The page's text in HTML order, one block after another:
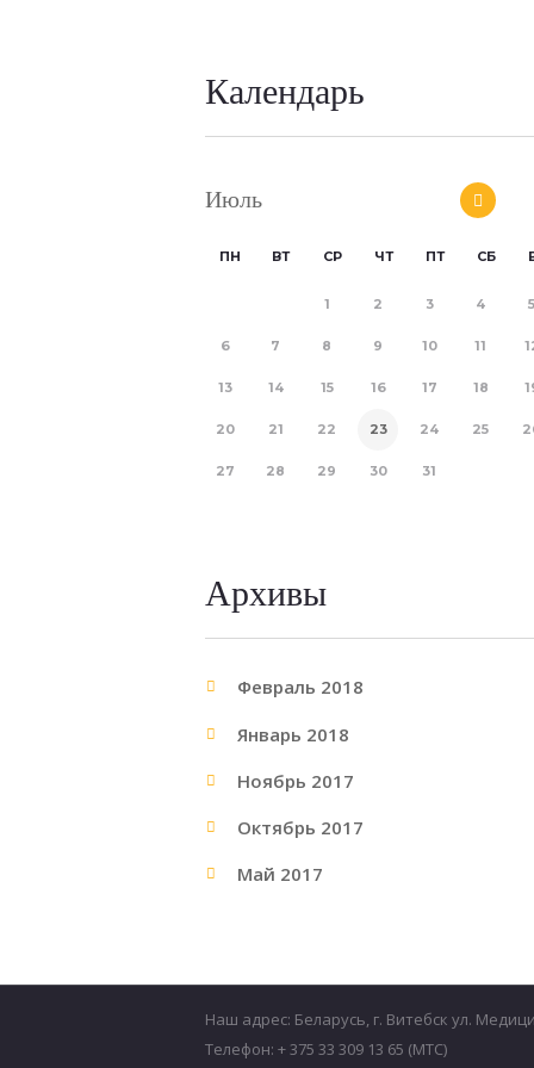
Календарь
Июль
ПН ВТ СР ЧТ ПТ СБ
1 2 3 4 5
6 7 8 9 10 11
13 14 15 16 17 18
20 21 22 23 24 25
27 28 29 30 31
Архивы
Февраль 2018
Январь 2018
Ноябрь 2017
Октябрь 2017
Май 2017
Наш адрес: Беларусь, г. Витебск ул.
Телефон: + 375 33 309 13 65 (МТС)